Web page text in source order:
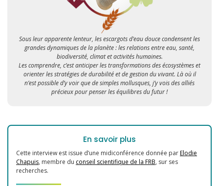
Sous leur apparente lenteur, les escargots d’eau douce condensent les
grandes dynamiques de la planète : les relations entre eau, santé,
biodiversité, climat et activités humaines.
Les comprendre, c’est anticiper les transformations des écosystèmes et
orienter les stratégies de durabilité et de gestion du vivant. Là où il
n’est possible d’y voir que de simples mollusques, j’y vois des alliés
précieux pour penser les équilibres du futur !
En savoir plus
Cette interview est issue d’une midiconférence donnée parElodie
Chapuis, membre du conseil scientifique de la FRB, sur ses
recherches.